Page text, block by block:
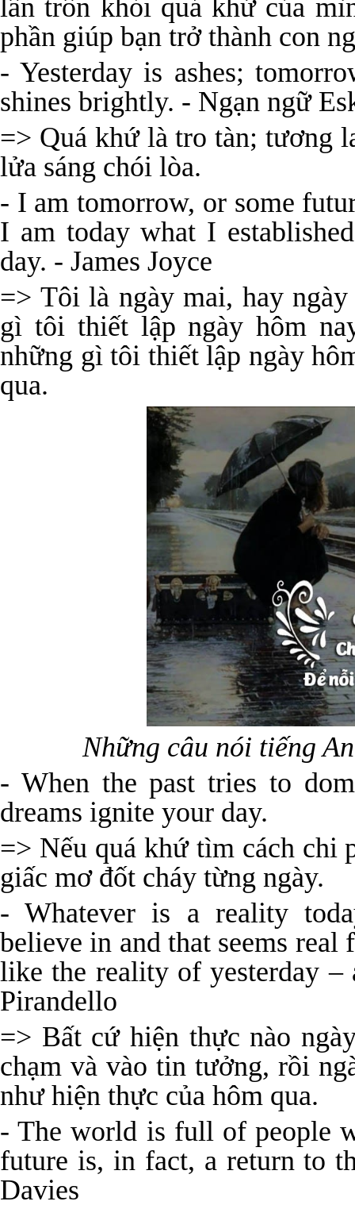
lẩn trốn khỏi quá khứ của
phần giúp bạn trở thành con
- Yesterday is ashes;
shines brightly. - Ngạn ngữ
=> Quá khứ là tro tàn; tương
lửa sáng chói lòa.
- I am tomorrow, or some
I am today what I
day. - James Joyce
=> Tôi là ngày mai, hay
gì tôi thiết lập ngày hôm
những gì tôi thiết lập ngày
qua.
Những câu nói tiếng
- When the past tries to
dreams ignite your day.
=> Nếu quá khứ tìm cách chi
giấc mơ đốt cháy từng ngày.
- Whatever is a reality
believe in and that seems
like the reality of yesterday
Pirandello
=> Bất cứ hiện thực nào
chạm và vào tin tưởng, rồi
như hiện thực của hôm qua.
- The world is full of people
future is, in fact, a return to
Davies